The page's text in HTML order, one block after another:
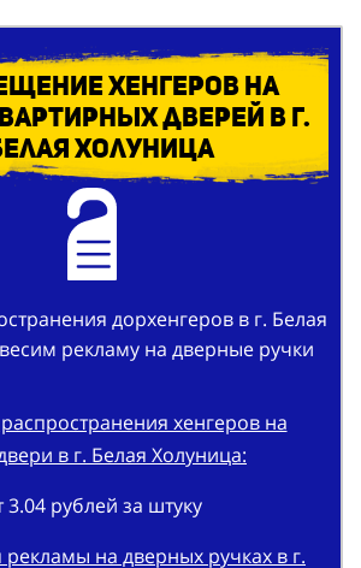
хенгеров на
дверей в г.
Холуница
дорхенгеров в г. Белая
рекламу на дверные ручки
хенгеров на
в г. Белая Холуница:
3.04 рублей за штуку
на дверных ручках в г.